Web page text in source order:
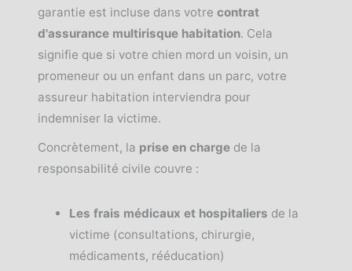
garantie est incluse dans votre contrat
d'assurance multirisque habitation. Cela
signifie que si votre chien mord un voisin, un
promeneur ou un enfant dans un parc, votre
assureur habitation interviendra pour
indemniser la victime.
Concrètement, la prise en charge de la
responsabilité civile couvre :
Les frais médicaux et hospitaliers de la
victime (consultations, chirurgie,
médicaments, rééducation)